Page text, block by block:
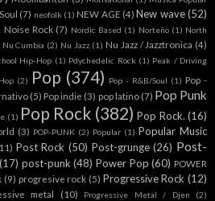
(7) neofolk (1) NEW AGE (4) New wave (52)
Noise Rock (7) Nordic Based (1) Norteño (1) North
Nu Cumbia (2) Nu Jazz (1) Nu Jazz / Jazztronica (4)
Hip-Hop (1) Pdychedelic Rock (1) Peak / Driving
(2) Pop (374) Pop - R&B/Soul (1) Pop -
(5) Pop indie (3) pop latino (7) Pop Punk
(1) Pop Rock (382) Pop Rock. (16)
(3) POP-PUNK (2) Popular (1) Popular Music
Post Rock (50) Post-grunge (26) Post-
(17) post-punk (48) Power Pop (60) POWER
(9) progresive rock (5) Progressive Rock (12)
metal (10) Progressive Metal / Djen (2)